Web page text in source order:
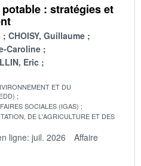
: stratégies et
CHOISY, Guillaume
Caroline
Eric
ET DU
SOCIALES (IGAS)
DE L'AGRICULTURE ET DES
ligne: juil. 2026
Affaire